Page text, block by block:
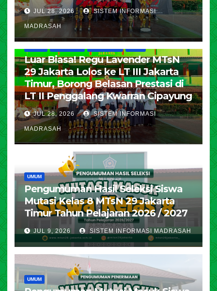
JUL 28, 2026 SISTEM INFORMASI
MADRASAH
Luar Biasa! Regu Lavender MTsN
29 Jakarta Lolos ke LT III Jakarta
Timur, Borong Belasan Prestasi di
LT II Penggalang Kwarran Cipayung
JUL 28, 2026 SISTEM INFORMASI
MADRASAH
UMUM
Pengumuman Hasil Seleksi Siswa
Mutasi Kelas 8 MTsN 29 Jakarta
Timur Tahun Pelajaran 2026 / 2027
JUL 9, 2026 SISTEM INFORMASI MADRASAH
UMUM